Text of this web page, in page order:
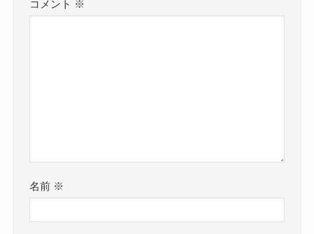
コメント ※
名前 ※